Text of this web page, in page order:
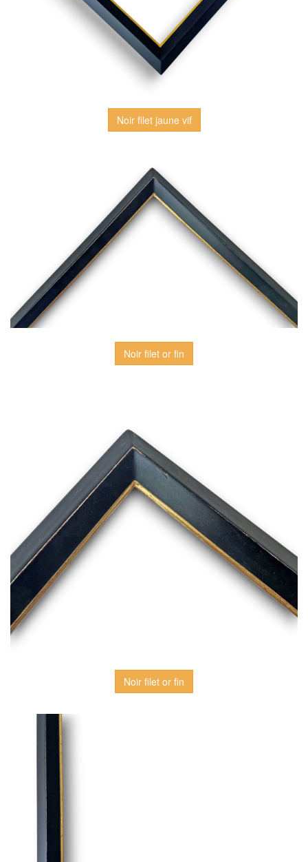
Noir filet jaune vif
Noir filet or fin
Noir filet or fin